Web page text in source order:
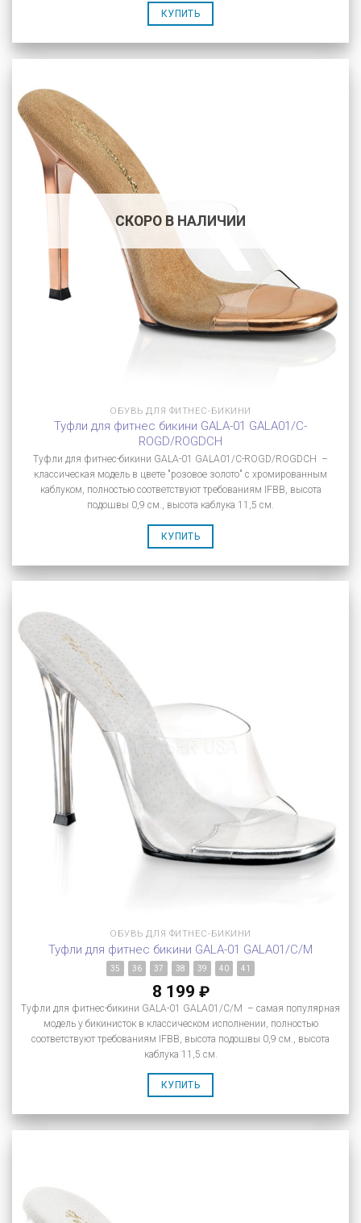
КУПИТЬ
СКОРО В НАЛИЧИИ
ОБУВЬ ДЛЯ ФИТНЕС-БИКИНИ
Туфли для фитнес бикини GALA-01 GALA01/C-
ROGD/ROGDCH
Туфли для фитнес-бикини GALA-01 GALA01/C-ROGD/ROGDCH –
классическая модель в цвете "розовое золото" с хромированным
каблуком, полностью соответствуют требованиям IFBB, высота
подошвы 0,9 см., высота каблука 11,5 см.
КУПИТЬ
ОБУВЬ ДЛЯ ФИТНЕС-БИКИНИ
Туфли для фитнес бикини GALA-01 GALA01/C/M
35 36 37 38 39 40 41
8 199 ₽
Туфли для фитнес-бикини GALA-01 GALA01/C/M – самая популярная
модель у бикинисток в классическом исполнении, полностью
соответствуют требованиям IFBB, высота подошвы 0,9 см., высота
каблука 11,5 см.
КУПИТЬ